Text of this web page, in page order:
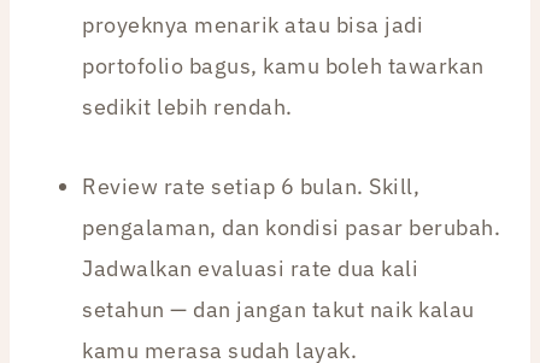
proyeknya menarik atau bisa jadi
portofolio bagus, kamu boleh tawarkan
sedikit lebih rendah.
Review rate setiap 6 bulan. Skill,
pengalaman, dan kondisi pasar berubah.
Jadwalkan evaluasi rate dua kali
setahun — dan jangan takut naik kalau
kamu merasa sudah layak.